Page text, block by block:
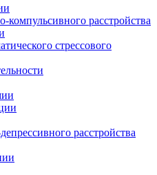
компульсивного расстройства
стрессового
расстройства